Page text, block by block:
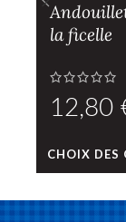
la ficelle
CHOIX DES